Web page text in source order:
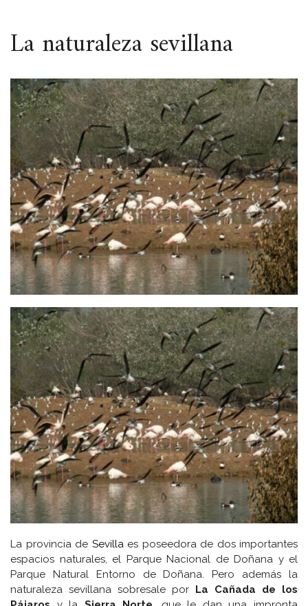
ESPACIO
La naturaleza sevillana
La provincia de Sevilla es poseedora de dos importantes
espacios naturales, el Parque Nacional de Doñana y el
Parque Natural Entorno de Doñana. Pero además la
naturaleza sevillana sobresale por La Cañada de los